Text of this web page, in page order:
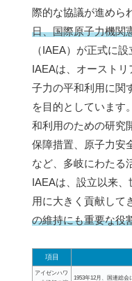
際的な協議が進めら
日、国際原子力機関
（IAEA）が正式に設
IAEAは、オースト
子力の平和利用に関
を目的としています
和利用のための研究
保障措置、原子力安
など、多岐にわたる
IAEAは、設立以来、
用に大きく貢献して
の維持にも重要な役
項目
アイゼンハワ
1953年12月、国連総